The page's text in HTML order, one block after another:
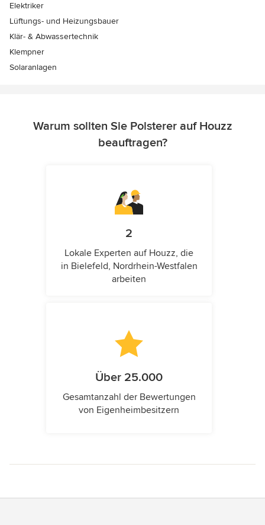
Elektriker
Lüftungs- und Heizungsbauer
Klär- & Abwassertechnik
Klempner
Solaranlagen
Warum sollten Sie Polsterer auf Houzz
beauftragen?
2
Lokale Experten auf Houzz, die
in Bielefeld, Nordrhein-Westfalen
arbeiten
Über 25.000
Gesamtanzahl der Bewertungen
von Eigenheimbesitzern